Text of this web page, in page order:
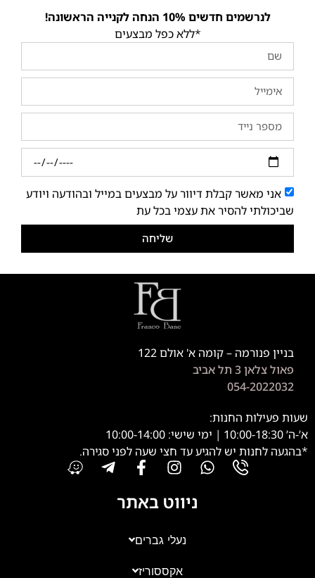
לנרשמים חדשים 10% הנחה לקנייה הראשונה!
*ללא כפל מבצעים
אני מאשר קבלת דיוור על מבצעים במייל ובהודעה ויודע
שביכולתי להסיר את עצמי בכל עת
שליחה
בניין פנורמה – קומה א' אולם 122
פאול צלאן 3 תל אביב
054-2022032
שעות פעילות החנות:
א’-ה’ 10:00-18:30 | ימי שישי: 10:00-14:00
*בהגעה לחנות יש להגיע עד חצי שעה לפני סגירה.
ניווט באתר
נעלי גברים
אקססוריז